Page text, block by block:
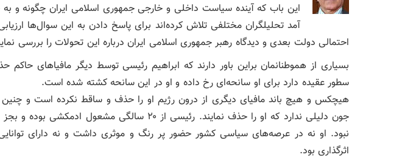
این باب که آینده سیاست داخلی و خارجی جمهوری اسلامی ایران چگونه و
آمد تحلیلگران مختلفی تلاش کرده‌اند برای پاسخ دادن به این سوال‌ها
احتمالی دولت بعدی و دیدگاه رهبر جمهوری اسلامی ایران درباره این تحولات را بررسی
بسیاری از هموطنانمان براین باور دارند که ابراهیم رئیسی توسط دیگر مافیاهای
سطور عقیده دارد برای او سانحه‌ای رخ داده و او در این سانحه کشته شده است.
هیچکس و هیچ باند مافیای دیگری از درون رژیم او را حذف و ساقط نکرده است و
جون دلیلی ندارد که او را حذف نمایند. رئیسی از ۲۰ سالگی
نبود. او نه در عرصه‌های سیاسی کشور حضور پر رنگ و موثری داشت و نه دارای
اثرگذاری بود.